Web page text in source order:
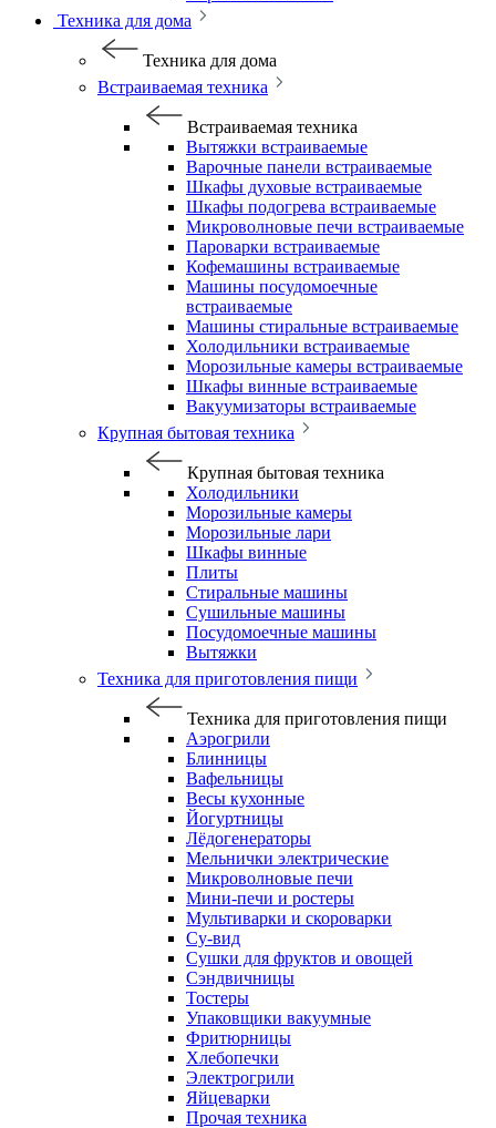
Техника для дома
Техника для дома
Встраиваемая техника
Встраиваемая техника
Вытяжки встраиваемые
Варочные панели встраиваемые
Шкафы духовые встраиваемые
Шкафы подогрева встраиваемые
Микроволновые печи встраиваемые
Пароварки встраиваемые
Кофемашины встраиваемые
Машины посудомоечные
встраиваемые
Машины стиральные встраиваемые
Холодильники встраиваемые
Морозильные камеры встраиваемые
Шкафы винные встраиваемые
Вакуумизаторы встраиваемые
Крупная бытовая техника
Крупная бытовая техника
Холодильники
Морозильные камеры
Морозильные лари
Шкафы винные
Плиты
Стиральные машины
Сушильные машины
Посудомоечные машины
Вытяжки
Техника для приготовления пищи
Техника для приготовления пищи
Аэрогрили
Блинницы
Вафельницы
Весы кухонные
Йогуртницы
Лёдогенераторы
Мельнички электрические
Микроволновые печи
Мини-печи и ростеры
Мультиварки и скороварки
Су-вид
Сушки для фруктов и овощей
Сэндвичницы
Тостеры
Упаковщики вакуумные
Фритюрницы
Хлебопечки
Электрогрили
Яйцеварки
Прочая техника